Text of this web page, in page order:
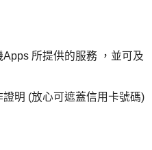
所提供的服務 ，並可及
明 (放心可遮蓋信用卡號碼)